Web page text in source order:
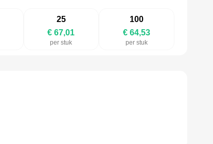
25
€ 67,01
per stuk
100
€ 64,53
per stuk